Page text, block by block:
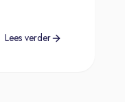
Lees verder